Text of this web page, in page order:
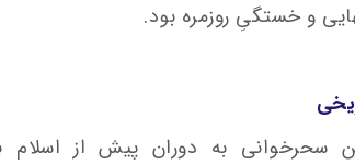
و خستگیِ روزمره بود.
سحرخوانی به دوران پیش از اسلام